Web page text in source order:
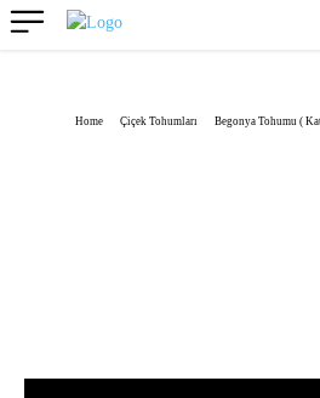
Home Çiçek Tohumları Begonya Tohumu (